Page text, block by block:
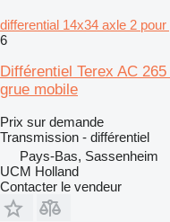
differential 14x34 axle 2
6
Différentiel Terex AC
grue mobile
Prix sur demande
Transmission - différentiel
Pays-Bas, Sassenheim
UCM Holland
Contacter le vendeur